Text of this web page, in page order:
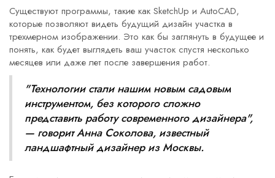
Существуют программы, такие как SketchUp и AutoCAD,
которые позволяют видеть будущий дизайн участка в
трехмерном изображении. Это как бы заглянуть в будущее и
понять, как будет выглядеть ваш участок спустя несколько
месяцев или даже лет после завершения работ.
"Технологии стали нашим новым садовым
инструментом, без которого сложно
представить работу современного дизайнера",
— говорит Анна Соколова, известный
ландшафтный дизайнер из Москвы.